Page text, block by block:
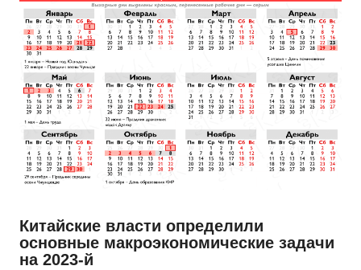
Китайские власти определили
основные макроэкономические задачи
на 2023-й